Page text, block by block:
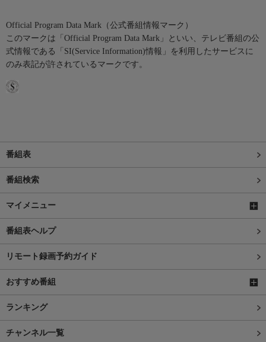
Official Program Data Mark（公式番組情報マーク）
このマークは「Official Program Data Mark」といい、テレビ番組の公
式情報である「SI(Service Information)情報」を利用したサービスに
のみ表記が許されているマークです。
番組表
番組検索
マイメニュー
番組表ヘルプ
リモート録画予約ガイド
おすすめ番組
ランキング
チャンネル一覧